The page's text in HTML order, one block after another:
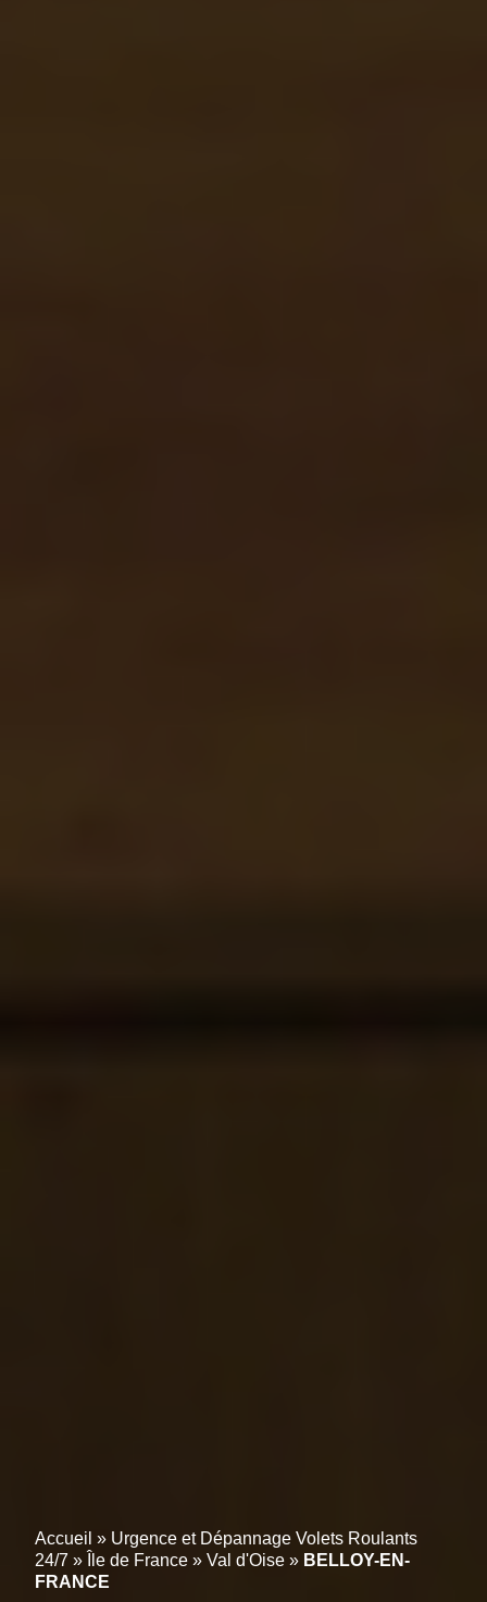
Accueil » Urgence et Dépannage Volets Roulants
24/7 » Île de France » Val d'Oise » BELLOY-EN-
FRANCE